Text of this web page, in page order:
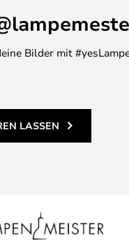
Bilder mit
LASSEN